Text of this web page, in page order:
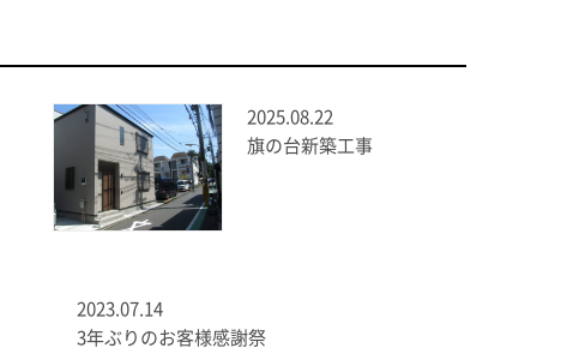
2025.08.22
旗の台新築工事
2023.07.14
3年ぶりのお客様感謝祭